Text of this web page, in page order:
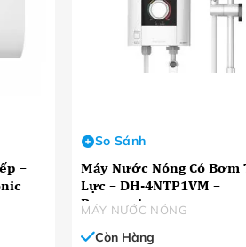
–
MÁY NƯỚC NÓNG
Máy Nước Nóng Có Bơm
Lực – DH-4NTP1VM –
Panasonic
So Sánh
Còn Hàng